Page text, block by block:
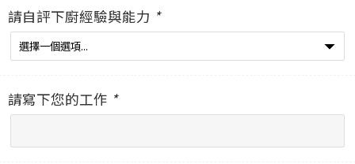
請自評下廚經驗與能力 *
請寫下您的工作 *